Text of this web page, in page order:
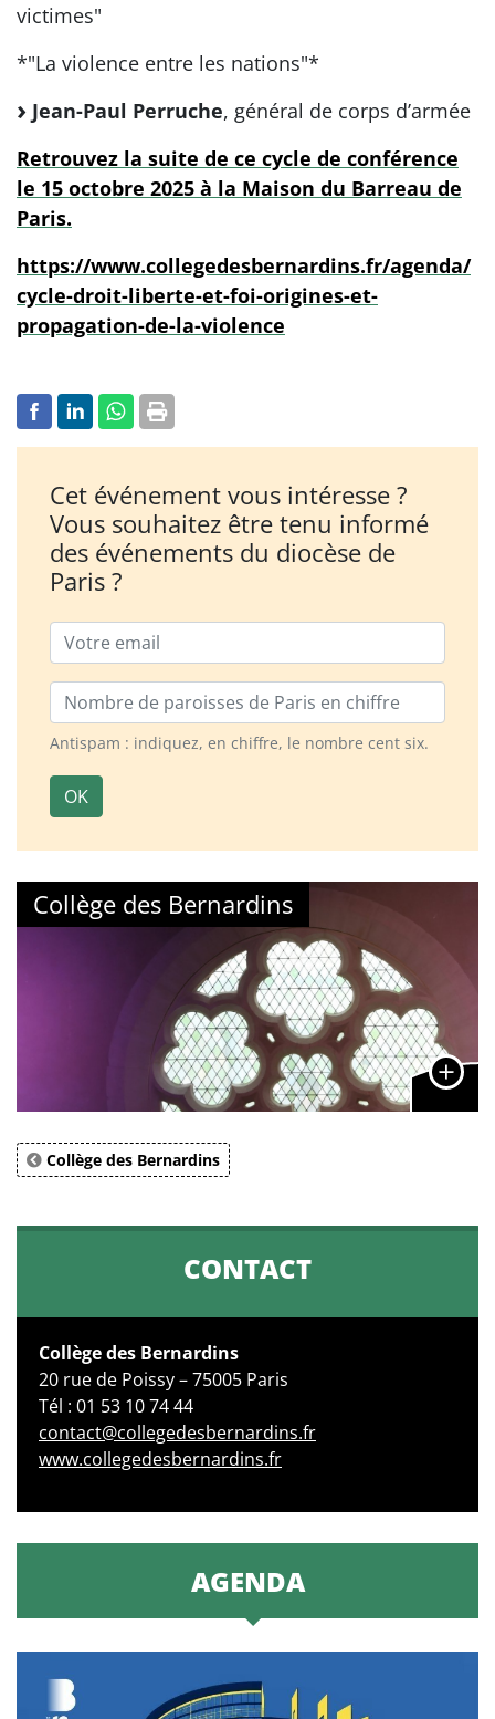
victimes"
*"La violence entre les nations"*
Jean-Paul Perruche, général de corps d’armée
Retrouvez la suite de ce cycle de conférence
le 15 octobre 2025 à la Maison du Barreau de
Paris.
https://www.collegedesbernardins.fr/agenda/
cycle-droit-liberte-et-foi-origines-et-
propagation-de-la-violence
Cet événement vous intéresse ?
Vous souhaitez être tenu informé
des événements du diocèse de
Paris ?
Email
Nombre de paroisses
Antispam : indiquez, en chiffre, le nombre cent six.
OK
Collège des Bernardins
Collège des Bernardins
CONTACT
Collège des Bernardins
20 rue de Poissy – 75005 Paris
Tél : 01 53 10 74 44
contact@collegedesbernardins.fr
www.collegedesbernardins.fr
AGENDA